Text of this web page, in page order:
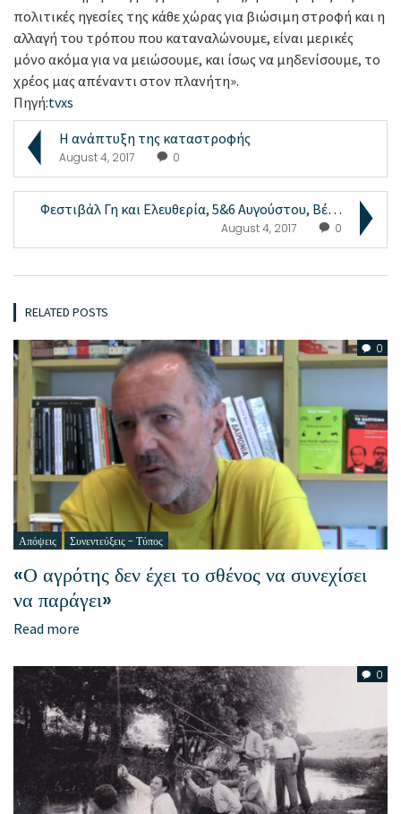
πολιτικές ηγεσίες της κάθε χώρας για βιώσιμη στροφή και η
αλλαγή του τρόπου που καταναλώνουμε, είναι μερικές
μόνο ακόμα για να μειώσουμε, και ίσως να μηδενίσουμε, το
χρέος μας απέναντι στον πλανήτη».
Πηγή:tvxs
Η ανάπτυξη της καταστροφής
August 4, 2017 0
Φεστιβάλ Γη και Ελευθερία, 5&6 Αυγούστου, Βέρ...
August 4, 2017 0
RELATED POSTS
0
Απόψεις Συνεντεύξεις - Τύπος
«Ο αγρότης δεν έχει το σθένος να συνεχίσει
να παράγει»
Read more
0